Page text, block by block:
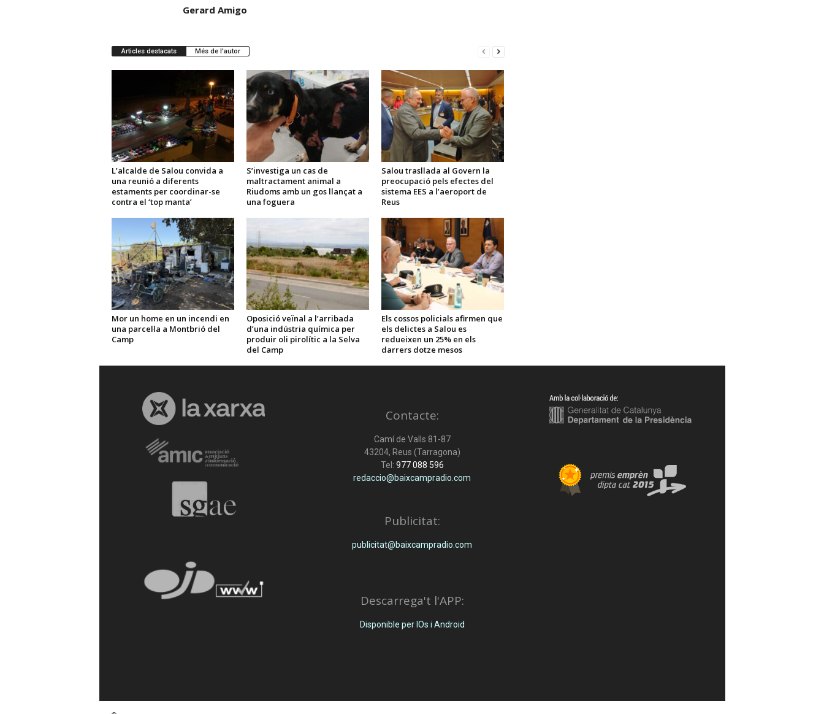
Gerard Amigo
Articles destacats Més de l'autor
L’alcalde de Salou convida a
una reunió a diferents
estaments per coordinar-se
contra el ‘top manta’
S’investiga un cas de
maltractament animal a
Riudoms amb un gos llançat a
una foguera
Salou trasllada al Govern la
preocupació pels efectes del
sistema EES a l’aeroport de
Reus
Mor un home en un incendi en
una parcel·la a Montbrió del
Camp
Oposició veïnal a l’arribada
d’una indústria química per
produir oli pirolític a la Selva
del Camp
Els cossos policials afirmen que
els delictes a Salou es
redueixen un 25% en els
darrers dotze mesos
Contacte:
Camí de Valls 81-87
43204, Reus (Tarragona)
Tel: 977 088 596
redaccio@baixcampradio.com
Publicitat:
publicitat@baixcampradio.com
Descarrega't l'APP:
Disponible per IOs i Android